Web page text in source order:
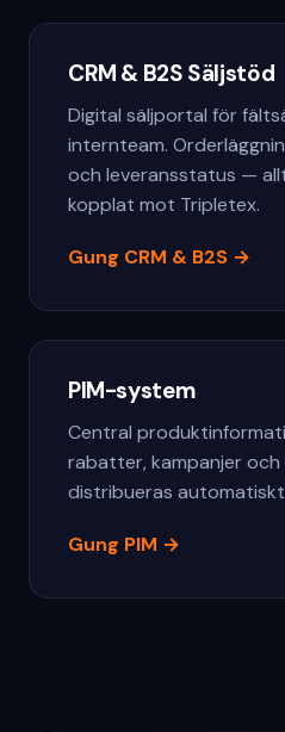
CRM & B2S Säljstöd
Digital säljportal för
internteam.
och leveransstatus —
kopplat mot Tripletex.
Gung CRM & B2S →
PIM-system
Central
rabatter, kampanjer
distribueras automatiskt
Gung PIM →